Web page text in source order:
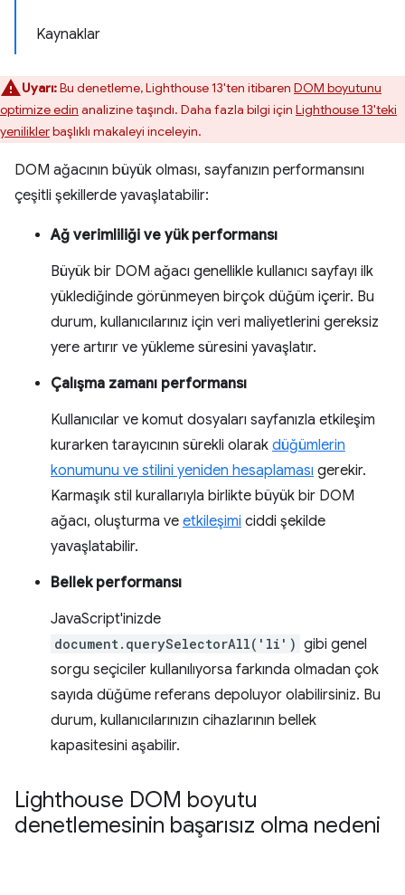
Kaynaklar
Uyarı:Bu denetleme, Lighthouse 13'ten itibaren DOM boyutunu
optimize edin analizine taşındı. Daha fazla bilgi için Lighthouse 13'teki
yeniliklerbaşlıklı makaleyi inceleyin.
DOM ağacının büyük olması, sayfanızın performansını
çeşitli şekillerde yavaşlatabilir:
Ağ verimliliği ve yük performansı
Büyük bir DOM ağacı genellikle kullanıcı sayfayı ilk
yüklediğinde görünmeyen birçok düğüm içerir. Bu
durum, kullanıcılarınız için veri maliyetlerini gereksiz
yere artırır ve yükleme süresini yavaşlatır.
Çalışma zamanı performansı
Kullanıcılar ve komut dosyaları sayfanızla etkileşim
kurarken tarayıcının sürekli olarak düğümlerin
konumunu ve stilini yeniden hesaplaması gerekir.
Karmaşık stil kurallarıyla birlikte büyük bir DOM
ağacı, oluşturma ve etkileşimi ciddi şekilde
yavaşlatabilir.
Bellek performansı
JavaScript'inizde
document.querySelectorAll('li') gibi genel
sorgu seçiciler kullanılıyorsa farkında olmadan çok
sayıda düğüme referans depoluyor olabilirsiniz. Bu
durum, kullanıcılarınızın cihazlarının bellek
kapasitesini aşabilir.
Lighthouse DOM boyutu
denetlemesinin başarısız olma nedeni